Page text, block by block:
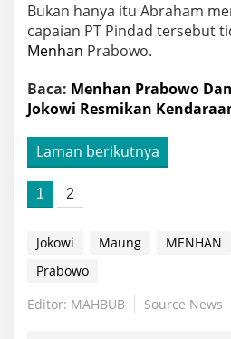
Bukan hanya itu Abraham
capaian PT Pindad tersebut
Menhan Prabowo.
Baca: Menhan Prabowo
Jokowi Resmikan
Laman berikutnya
1 2
Jokowi Maung MENHAN
Prabowo
Editor: MAHBUB
Source News